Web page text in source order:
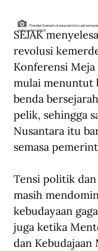
Presiden Soeharto (kedua dari kiri) saat
(nationaalarchief.nl)
SEJAK
revolusi
Konferensi
mulai menuntut
benda
pelik, sehingga
Nusantara itu
semasa
Tensi politik
masih
kebudayaan
juga ketika
dan Kebudajaan